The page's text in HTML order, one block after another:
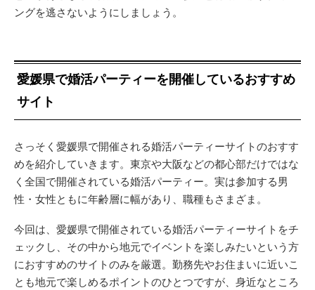
ングを逃さないようにしましょう。
愛媛県で婚活パーティーを開催しているおすすめ
サイト
さっそく愛媛県で開催される婚活パーティーサイトのおすす
めを紹介していきます。東京や大阪などの都心部だけではな
く全国で開催されている婚活パーティー。実は参加する男
性・女性ともに年齢層に幅があり、職種もさまざま。
今回は、愛媛県で開催されている婚活パーティーサイトをチ
ェックし、その中から地元でイベントを楽しみたいという方
におすすめのサイトのみを厳選。勤務先やお住まいに近いこ
とも地元で楽しめるポイントのひとつですが、身近なところ